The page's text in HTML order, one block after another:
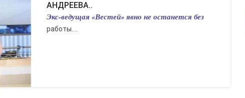
АНДРЕЕВА..
Экс-ведущая «Вестей» явно не останется без
работы....